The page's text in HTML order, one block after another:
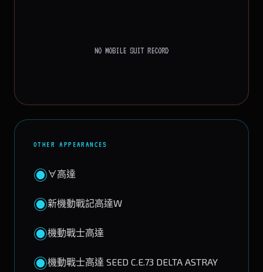
NO MOBILE SUIT RECORD
OTHER APPEARANCES
◉∀高達
◉新機動戰記高達W
◉機動戰士高達
◉機動戰士高達 SEED C.E.73 DELTA ASTRAY